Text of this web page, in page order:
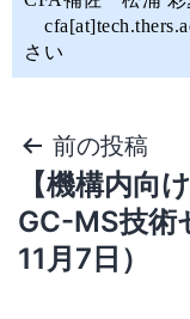
さい
前の投稿
【機構内向
GC-MS技術
11月7日）